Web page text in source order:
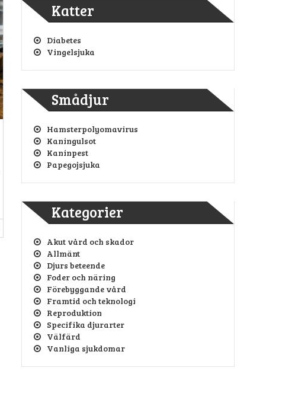
Katter
Diabetes
Vingelsjuka
Smådjur
Hamsterpolyomavirus
Kaningulsot
Kaninpest
Papegojsjuka
Kategorier
Akut vård och skador
Allmänt
Djurs beteende
Foder och näring
Förebyggande vård
Framtid och teknologi
Reproduktion
Specifika djurarter
Välfärd
Vanliga sjukdomar